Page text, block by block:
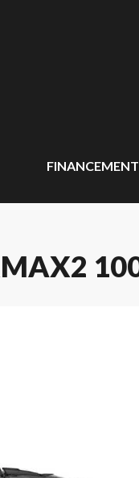
FINANCEMENT